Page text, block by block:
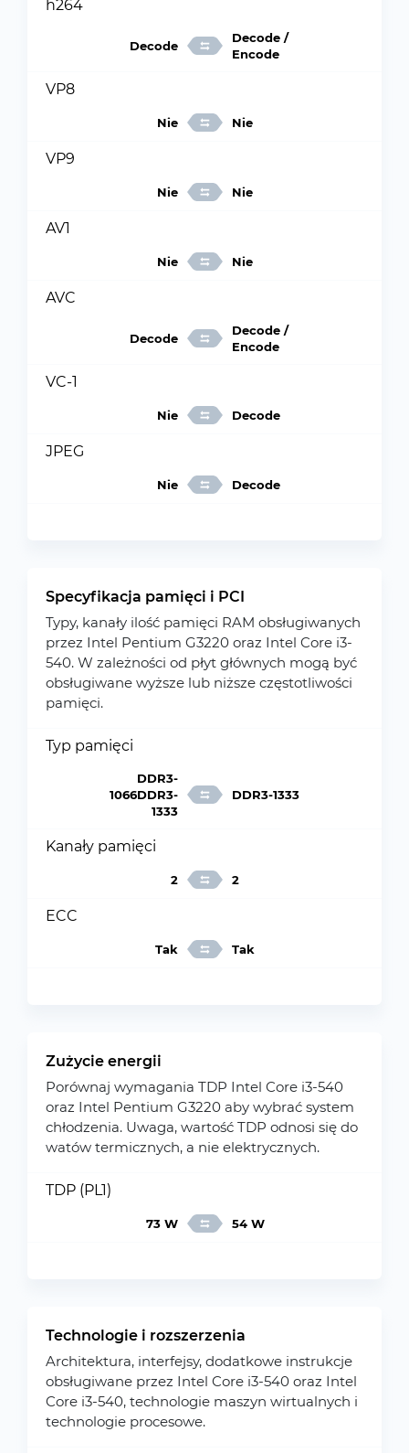
h264
Decode
Decode /
Encode
VP8
Nie Nie
VP9
Nie Nie
AV1
Nie Nie
AVC
Decode
Decode /
Encode
VC-1
Nie Decode
JPEG
Nie Decode
Specyfikacja pamięci i PCI
Typy, kanały ilość pamięci RAM obsługiwanych
przez Intel Pentium G3220 oraz Intel Core i3-
540. W zależności od płyt głównych mogą być
obsługiwane wyższe lub niższe częstotliwości
pamięci.
Typ pamięci
DDR3-
1066DDR3-
1333
DDR3-1333
Kanały pamięci
2 2
ECC
Tak Tak
Zużycie energii
Porównaj wymagania TDP Intel Core i3-540
oraz Intel Pentium G3220 aby wybrać system
chłodzenia. Uwaga, wartość TDP odnosi się do
watów termicznych, a nie elektrycznych.
TDP (PL1)
73 W 54 W
Technologie i rozszerzenia
Architektura, interfejsy, dodatkowe instrukcje
obsługiwane przez Intel Core i3-540 oraz Intel
Core i3-540, technologie maszyn wirtualnych i
technologie procesowe.